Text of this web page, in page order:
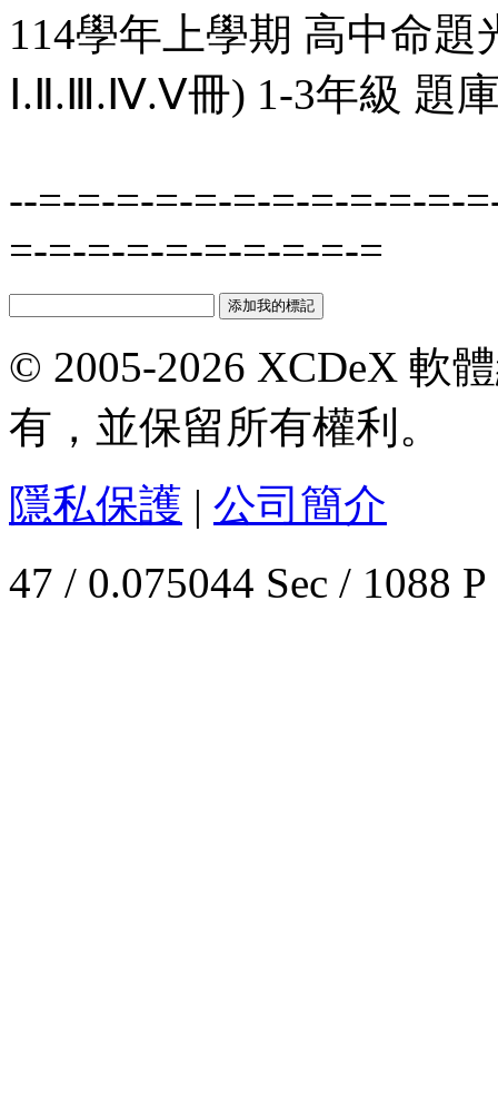
114學年上學期 高中命
Ⅰ.Ⅱ.Ⅲ.Ⅳ.Ⅴ冊) 1-3年級 題
--=-=-=-=-=-=-=-=-=-=-=-
=-=-=-=-=-=-=-=-=-=
© 2005-2026 XCDeX 軟
有，並保留所有權利。
隱私保護 | 公司簡介
47 / 0.075044 Sec / 1088